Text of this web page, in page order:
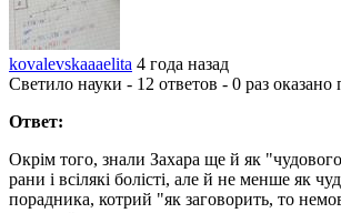
kovalevskaaaelita 4 года назад
Светило науки - 12 ответов - 0 раз
Ответ:
Окрім того, знали Захара ще й як
рани і всілякі болісті, але й не менше як
порадника, котрий "як заговорить, то